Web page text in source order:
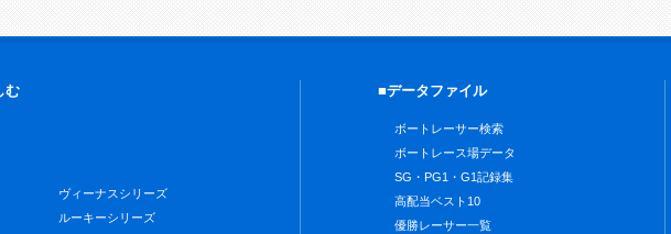
む
ヴィーナスシリーズ
ルーキーシリーズ
■データファイル
ボートレーサー検索
ボートレース場データ
SG・PG1・G1記録集
高配当ベスト10
優勝レーサー一覧